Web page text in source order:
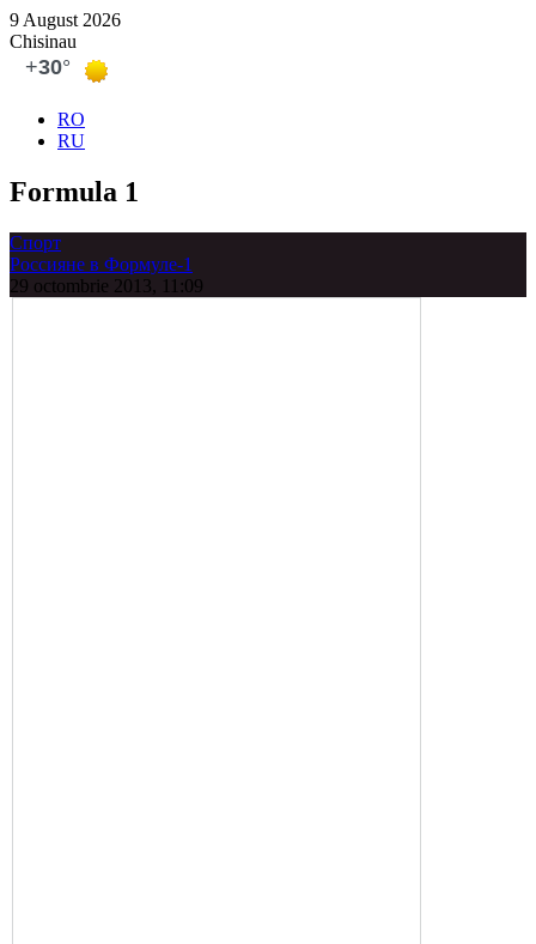
9 August 2026
Chisinau
RO
RU
Formula 1
Спорт
Россияне в Формуле-1
29 octombrie 2013, 11:09